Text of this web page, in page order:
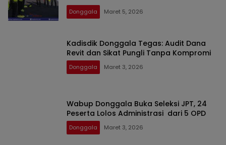
Donggala Maret 5, 2026
Kadisdik Donggala Tegas: Audit Dana
Revit dan Sikat Pungli Tanpa Kompromi
Donggala Maret 3, 2026
Wabup Donggala Buka Seleksi JPT, 24
Peserta Lolos Administrasi dari 5 OPD
Donggala Maret 3, 2026